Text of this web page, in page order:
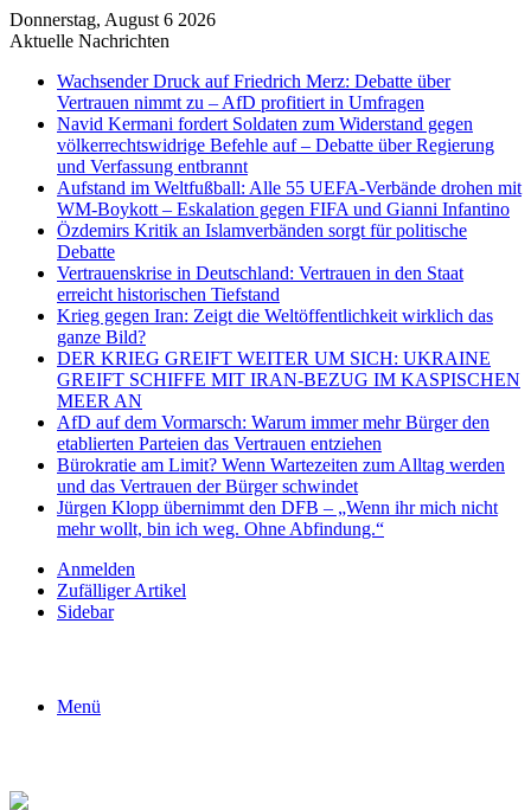
Donnerstag, August 6 2026
Aktuelle Nachrichten
Wachsender Druck auf Friedrich Merz: Debatte über
Vertrauen nimmt zu – AfD profitiert in Umfragen
Navid Kermani fordert Soldaten zum Widerstand gegen
völkerrechtswidrige Befehle auf – Debatte über Regierung
und Verfassung entbrannt
Aufstand im Weltfußball: Alle 55 UEFA-Verbände drohen mit
WM-Boykott – Eskalation gegen FIFA und Gianni Infantino
Özdemirs Kritik an Islamverbänden sorgt für politische
Debatte
Vertrauenskrise in Deutschland: Vertrauen in den Staat
erreicht historischen Tiefstand
Krieg gegen Iran: Zeigt die Weltöffentlichkeit wirklich das
ganze Bild?
DER KRIEG GREIFT WEITER UM SICH: UKRAINE
GREIFT SCHIFFE MIT IRAN-BEZUG IM KASPISCHEN
MEER AN
AfD auf dem Vormarsch: Warum immer mehr Bürger den
etablierten Parteien das Vertrauen entziehen
Bürokratie am Limit? Wenn Wartezeiten zum Alltag werden
und das Vertrauen der Bürger schwindet
Jürgen Klopp übernimmt den DFB – „Wenn ihr mich nicht
mehr wollt, bin ich weg. Ohne Abfindung.“
Anmelden
Zufälliger Artikel
Sidebar
Menü